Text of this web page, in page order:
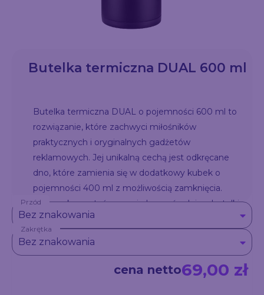
Butelka termiczna DUAL 600 ml
Butelka termiczna DUAL o pojemności 600 ml to
rozwiązanie, które zachwyci miłośników
praktycznych i oryginalnych gadżetów
reklamowych. Jej unikalną cechą jest odkręcane
dno, które zamienia się w dodatkowy kubek o
pojemności 400 ml z możliwością zamknięcia.
Możesz korzystać z napoju bezpośrednio z butelki,
przelać go do kubka, a nawet podzielić się z drugą
osobą. Skorzystaj z usługi znakowania i spraw, aby
Przód
Bez znakowania
Zakrętka
Bez znakowania
cena netto69,00 zł